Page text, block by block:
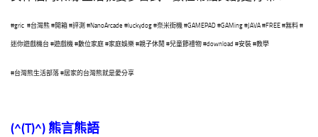
#gric #台灣熊 #開箱 #評測 #NanoArcade #luckydog #奈米街機 #GAMEPAD #GAMing #JAVA #FREE #無料 #
迷你遊戲機台 #遊戲機 #數位家庭 #家庭娛樂 #親子休閒 #兒童節禮物 #download #安裝 #教學
#台灣熊生活部落 #居家的台灣熊就是愛分享
(^(T)^) 熊言熊語